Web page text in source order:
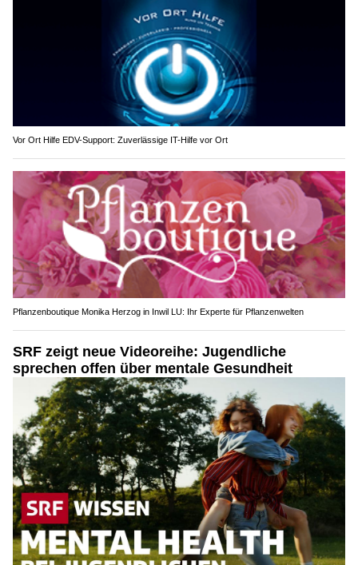
Vor Ort Hilfe EDV-Support: Zuverlässige IT-Hilfe vor Ort
Pflanzenboutique Monika Herzog in Inwil LU: Ihr Experte für Pflanzenwelten
SRF zeigt neue Videoreihe: Jugendliche
sprechen offen über mentale Gesundheit